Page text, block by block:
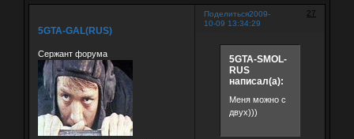
Поделиться 27
2009-
10-09 13:34:29
5GTA-GAL(RUS)
Сержант форума
5GTA-SMOL-
RUS
написал(а):
Меня можно с
двух)))